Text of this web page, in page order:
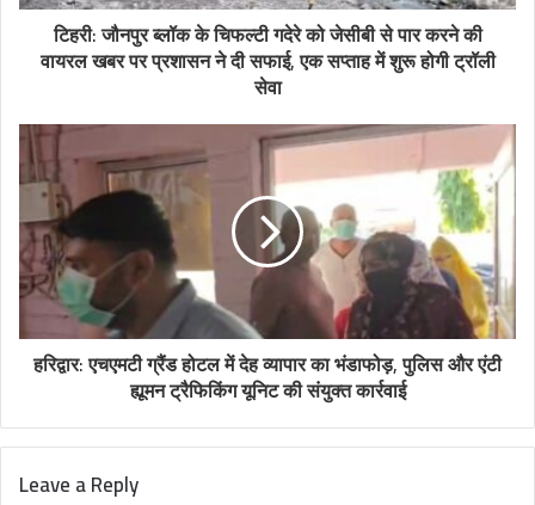
टिहरी: जौनपुर ब्लॉक के चिफल्टी गदेरे को जेसीबी से पार करने की
वायरल खबर पर प्रशासन ने दी सफाई, एक सप्ताह में शुरू होगी ट्रॉली
सेवा
हरिद्वार: एचएमटी ग्रैंड होटल में देह व्यापार का भंडाफोड़, पुलिस और एंटी
ह्यूमन ट्रैफिकिंग यूनिट की संयुक्त कार्रवाई
Leave a Reply